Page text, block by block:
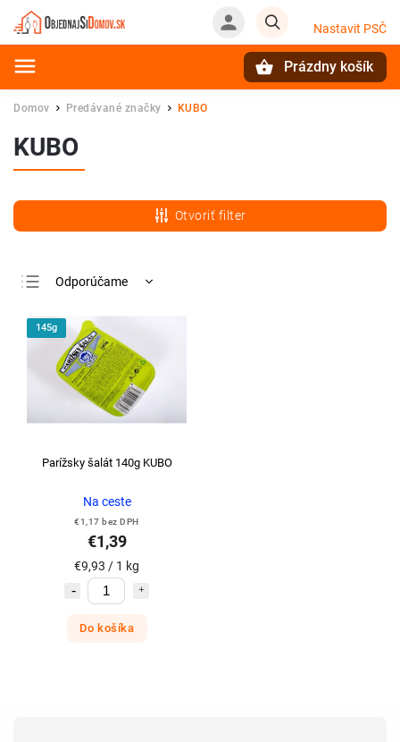
Nastavit PSČ
Prázdny košík
Domov / Predávané značky / KUBO
KUBO
Otvoriť filter
Odporúčame
Najdrahšie
Najpredávanejšie
Abecedne
145g
Parížsky šalát 140g KUBO
Na ceste
€1,17 bez DPH
€1,39
€9,93 / 1 kg
Do košíka